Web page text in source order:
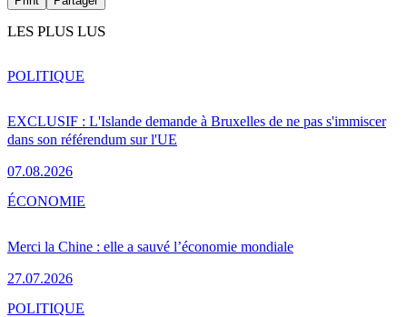
LES PLUS LUS
EXCLUSIF : L'Islande demande à Bruxelles de ne pas s'immiscer
dans son référendum sur l'UE
07.08.2026
POLITIQUE
Merci la Chine : elle a sauvé l’économie mondiale
27.07.2026
ÉCONOMIE
POLITIQUE